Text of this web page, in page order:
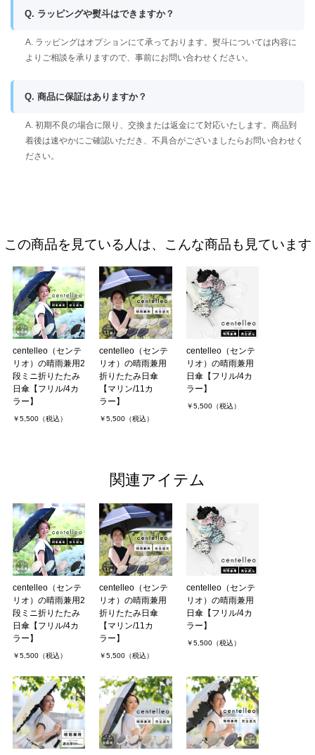
Q. ラッピングや熨斗はできますか？
A. ラッピングはオプションにて承っております。熨斗については内容に
よりご相談を承りますので、事前にお問い合わせください。
Q. 商品に保証はありますか？
A. 初期不良の場合に限り、交換または返金にて対応いたします。商品到
着後は速やかにご確認いただき、不具合がございましたらお問い合わせく
ださい。
この商品を見ている人は、こんな商品も見ています
centelleo（センテ
リオ）の晴雨兼用2
段ミニ折りたたみ
日傘【フリル/4カ
ラー】
￥5,500（税込）
centelleo（センテ
リオ）の晴雨兼用
折りたたみ日傘
【マリン/11カ
ラー】
￥5,500（税込）
centelleo（センテ
リオ）の晴雨兼用
日傘【フリル/4カ
ラー】
￥5,500（税込）
関連アイテム
centelleo（センテ
リオ）の晴雨兼用2
段ミニ折りたたみ
日傘【フリル/4カ
ラー】
￥5,500（税込）
centelleo（センテ
リオ）の晴雨兼用
折りたたみ日傘
【マリン/11カ
ラー】
￥5,500（税込）
centelleo（センテ
リオ）の晴雨兼用
日傘【フリル/4カ
ラー】
￥5,500（税込）